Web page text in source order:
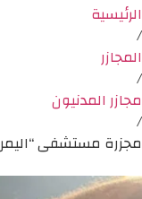
الرئيسية
/
المجازر
/
مجازر المدنيون
/
مجزرة مستشفى